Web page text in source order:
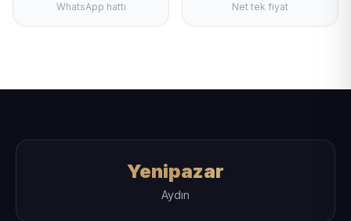
WhatsApp hattı
Net tek fiyat
Yenipazar
Aydın